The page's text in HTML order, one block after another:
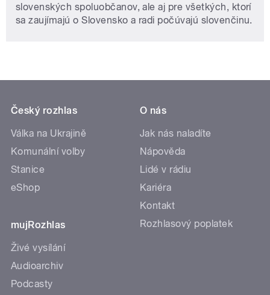
slovenských spoluobčanov, ale aj pre všetkých, ktorí
sa zaujímajú o Slovensko a radi počúvajú slovenčinu.
Český rozhlas
Válka na Ukrajině
Komunální volby
Stanice
eShop
mujRozhlas
Živé vysílání
Audioarchiv
Podcasty
O nás
Jak nás naladíte
Nápověda
Lidé v rádiu
Kariéra
Kontakt
Rozhlasový poplatek